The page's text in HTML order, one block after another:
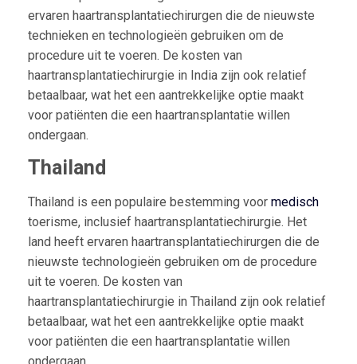
ervaren haartransplantatiechirurgen die de nieuwste
technieken en technologieën gebruiken om de
procedure uit te voeren. De kosten van
haartransplantatiechirurgie in India zijn ook relatief
betaalbaar, wat het een aantrekkelijke optie maakt
voor patiënten die een haartransplantatie willen
ondergaan.
Thailand
Thailand is een populaire bestemming voor medisch
toerisme, inclusief haartransplantatiechirurgie. Het
land heeft ervaren haartransplantatiechirurgen die de
nieuwste technologieën gebruiken om de procedure
uit te voeren. De kosten van
haartransplantatiechirurgie in Thailand zijn ook relatief
betaalbaar, wat het een aantrekkelijke optie maakt
voor patiënten die een haartransplantatie willen